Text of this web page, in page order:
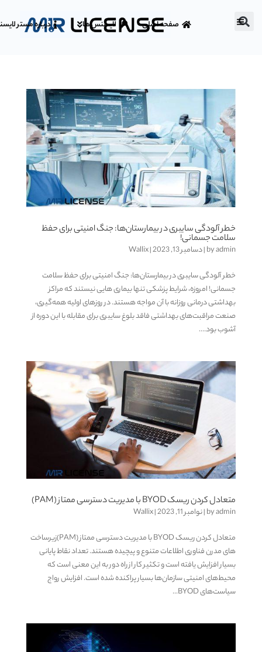
صفحه اصلی لایسنس ها درباره مستر
خطر آلودگی سایبری در بیمارستان‌ها: جنگ امنیتی برای حفظ
سلامت جسمانی!
byadmin
|دسامبر 13, 2023 |
Wallix
خطر آلودگی سایبری در بیمارستان‌ها: جنگ امنیتی برای حفظ سلامت
جسمانی! امروزه، شرایط پزشکی تنها بیماری هایی نیستند که مراکز
بهداشتی درمانی روزانه با آن مواجه هستند. در روزهای اولیه همه‌گیری،
صنعت مراقبت‌های بهداشتی فاقد بلوغ سایبری برای مقابله با این دوره از
آشوب بود....
متعادل کردن ریسک BYOD با مدیریت دسترسی ممتاز (PAM)
byadmin
|نوامبر 11, 2023 |
Wallix
متعادل کردن ریسک BYOD با مدیریت دسترسی ممتاز (PAM)زیرساخت
های مدرن فناوری اطلاعات متنوع و پیچیده هستند. تعداد نقاط پایانی
بسیار افزایش یافته است و تکثیر کار از راه دور به این معنی است که
محیط‌های امنیتی سازمان‌ها بسیار پراکنده شده است. افزایش رواج
سیاست‌های BYOD...